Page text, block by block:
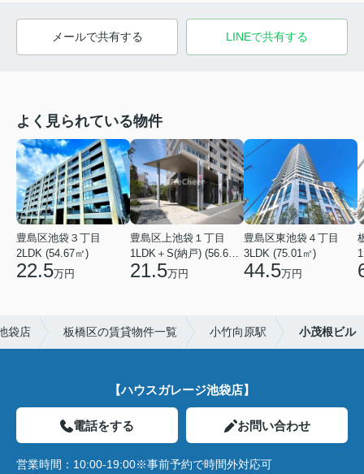
メールで共有する LINEで共有する
よく見られている物件
豊島区池袋３丁目
2LDK (54.67㎡)
22.5万円
豊島区上池袋１丁目
1LDK＋S(納戸) (56.61㎡)
21.5万円
豊島区東池袋４丁目
3LDK (75.01㎡)
44.5万円
袋店 板橋区の賃貸物件一覧 小竹向原駅 小茂根ビル
【ハウスガレージ池袋店】
電話をする お問い合わせ
営業時間： 10:00-19:00※事前予約で時間外対応可